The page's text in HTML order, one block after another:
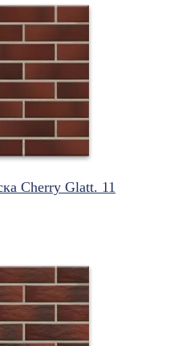
Cherry Glatt. 11